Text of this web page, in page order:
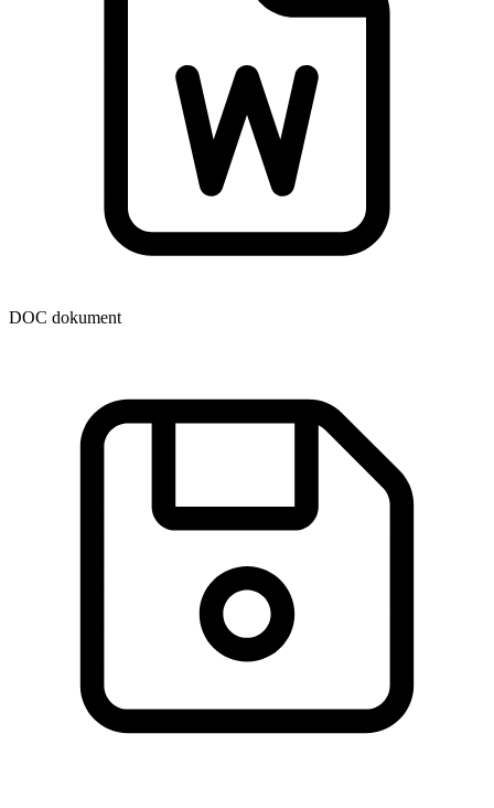
DOC dokument